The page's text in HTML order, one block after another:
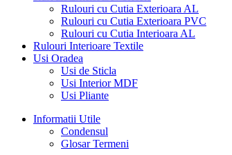
Rulouri cu Cutia Exterioara AL
Rulouri cu Cutia Exterioara PVC
Rulouri cu Cutia Interioara AL
Rulouri Interioare Textile
Usi Oradea
Usi de Sticla
Usi Interior MDF
Usi Pliante
Informatii Utile
Condensul
Glosar Termeni